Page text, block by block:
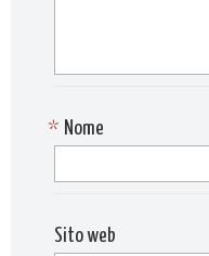
Nome
*
Sito web